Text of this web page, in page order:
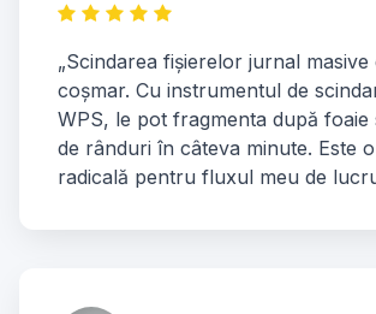
„Scindarea fișierelor jurnal masive
coșmar. Cu instrumentul de
WPS, le pot fragmenta după foaie
de rânduri în câteva minute. Este
radicală pentru fluxul meu de